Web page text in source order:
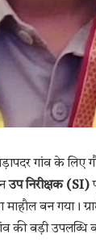
गांव के लिए
उप निरीक्षक (SI)
बन गया।
की बड़ी उपलब्धि